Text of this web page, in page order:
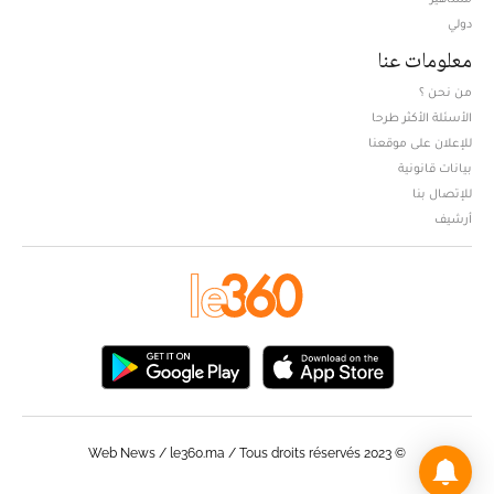
دولي
معلومات عنا
من نحن ؟
الأسئلة الأكثر طرحا
للإعلان على موقعنا
بيانات قانونية
للإتصال بنا
أرشيف
© Web News / le360.ma / Tous droits réservés 2023